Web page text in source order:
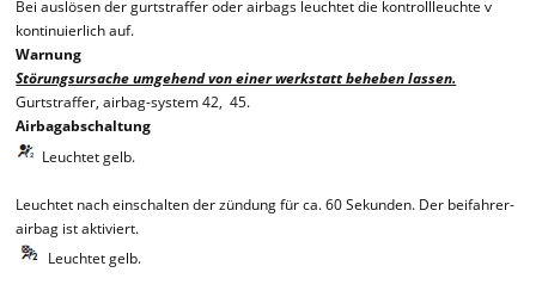
Bei auslösen der gurtstraffer oder airbags leuchtet die kontrollleuchte v
kontinuierlich auf.
Warnung
Störungsursache umgehend von einer werkstatt beheben lassen.
Gurtstraffer, airbag-system 42, 45.
Airbagabschaltung
Leuchtet gelb.
Leuchtet nach einschalten der zündung für ca. 60 Sekunden. Der beifahrer-
airbag ist aktiviert.
Leuchtet gelb.